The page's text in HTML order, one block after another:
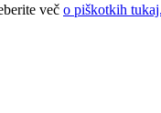
več o piškotkih tukaj.